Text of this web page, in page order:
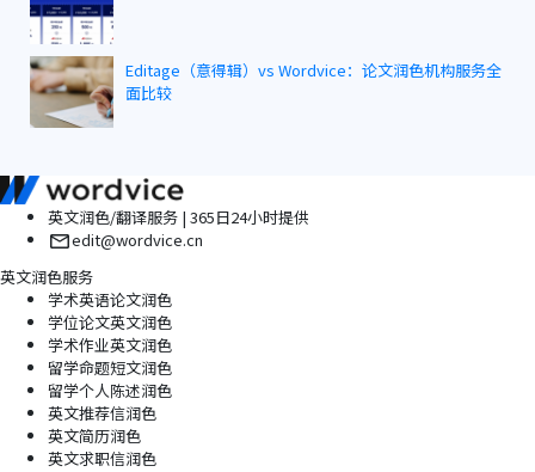
Editage（意得辑）vs Wordvice：论文润色机构服务全
面比较
英文润色/翻译服务 | 365日24小时提供
edit@wordvice.cn
英文润色服务
学术英语论文润色
学位论文英文润色
学术作业英文润色
留学命题短文润色
留学个人陈述润色
英文推荐信润色
英文简历润色
英文求职信润色